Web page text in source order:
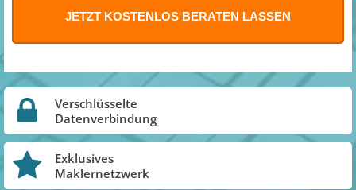
Verschlüsselte
Datenverbindung
Exklusives
Maklernetzwerk